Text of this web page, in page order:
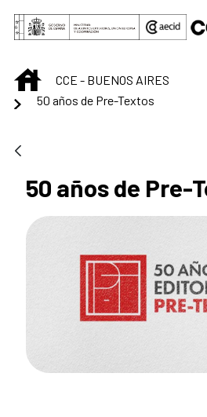
Saltar al contenido principal
INICIOCCE - BUENOS AIRES
50 años de Pre-Textos
50 años de Pre-